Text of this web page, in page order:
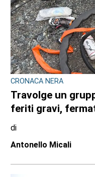
CRONACA NERA
Travolge un
feriti gravi,
di
Antonello Micali